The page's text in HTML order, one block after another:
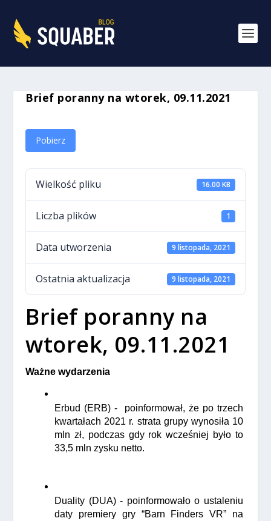
Brief poranny na wtorek, 09.11.2021
Pobierz
Wielkość pliku 16.00 KB
Liczba plików 1
Data utworzenia 9 listopada, 2021
Ostatnia aktualizacja 9 listopada, 2021
Brief poranny na
wtorek, 09.11.2021
Ważne wydarzenia
Erbud (ERB) -  poinformował, że po trzech
kwartałach 2021 r. strata grupy wynosiła 10
mln zł, podczas gdy rok wcześniej było to
33,5 mln zysku netto.
Duality (DUA) - poinformowało o ustaleniu
daty premiery gry “Barn Finders VR” na